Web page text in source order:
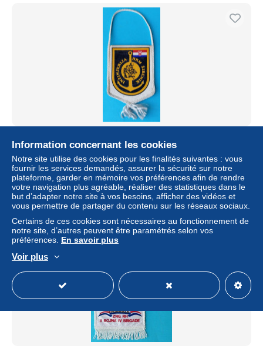
Croatia Army flag Croatie armee Kroatien Croazia Croacia
± 46,03 $US
Statut Particulier
Information concernant les cookies
Notre site utilise des cookies pour les finalités suivantes : vous
fournir les services demandés, assurer la sécurité sur notre
plateforme, garder en mémoire vos préférences afin de rendre
votre navigation plus agréable, réaliser des statistiques dans le
but d’adapter notre site à vos besoins, afficher des vidéos et
vous permettre de partager du contenu sur les réseaux sociaux.
Certains de ces cookies sont nécessaires au fonctionnement de
notre site, d’autres peuvent être paramétrés selon vos
préférences. En savoir plus
Voir plus